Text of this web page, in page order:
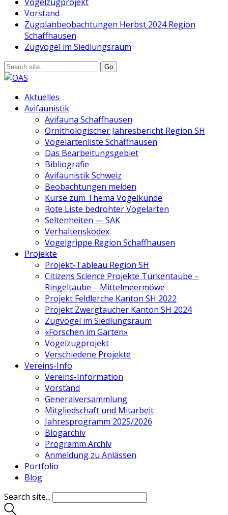
Vorstand
Zugplanbeobachtungen Herbst 2024 Region
Schaffhausen
Zugvögel im Siedlungsraum
Aktuelles
Avifaunistik
Avifauna Schaffhausen
Ornithologischer Jahresbericht Region SH
Vogelartenliste Schaffhausen
Das Bearbeitungsgebiet
Bibliografie
Avifaunistik Schweiz
Beobachtungen melden
Kurse zum Thema Vogelkunde
Rote Liste bedrohter Vogelarten
Seltenheiten — SAK
Verhaltenskodex
Vogelgrippe Region Schaffhausen
Projekte
Projekt-Tableau Region SH
Citizens Science Projekte Türkentaube –
Ringeltaube – Mittelmeermöwe
Projekt Feldlerche Kanton SH 2022
Projekt Zwergtaucher Kanton SH 2024
Zugvögel im Siedlungsraum
«Forschen im Garten»
Vogelzugprojekt
Verschiedene Projekte
Vereins-Info
Vereins-Information
Vorstand
Generalversammlung
Mitgliedschaft und Mitarbeit
Jahresprogramm 2025/2026
Blogarchiv
Programm Archiv
Anmeldung zu Anlässen
Portfolio
Blog
Search site...